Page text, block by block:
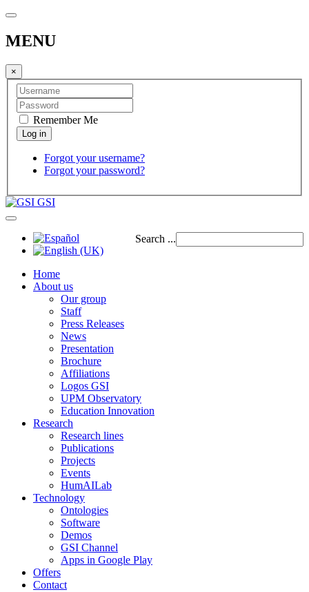
MENU
×
Remember Me
Forgot your username?
Forgot your password?
GSI
Search ...
Home
About us
Our group
Staff
Press Releases
News
Presentation
Brochure
Affiliations
Logos GSI
UPM Observatory
Education Innovation
Research
Research lines
Publications
Projects
Events
HumAILab
Technology
Ontologies
Software
Demos
GSI Channel
Apps in Google Play
Offers
Contact